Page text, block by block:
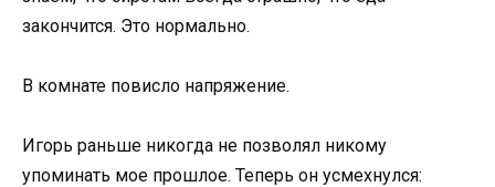
закончится. Это нормально.
В комнате повисло напряжение.
Игорь раньше никогда не позволял никому
упоминать мое прошлое. Теперь он усмехнулся: